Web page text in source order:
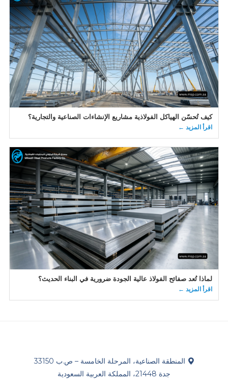
كيف تُحسّن الهياكل الفولاذية مشاريع الإنشاءات الصناعية والتجارية؟
اقرأ المزيد ←
لماذا تُعد صفائح الفولاذ عالية الجودة ضرورية في البناء الحديث؟
اقرأ المزيد ←
المنطقة الصناعية، المرحلة الخامسة – ص.ب 33150
جدة 21448، المملكة العربية السعودية